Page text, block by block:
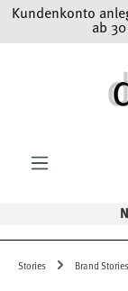
Zum Hauptinhalt
Kundenkonto
ab
Stories Brand Stories